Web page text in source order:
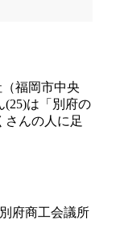
福岡市中央
(25)は「別府の
さんの人に足
府商工会議所